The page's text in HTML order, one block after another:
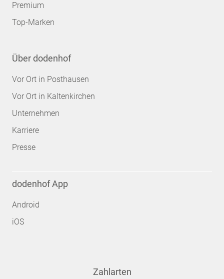
Premium
Top-Marken
Über dodenhof
Vor Ort in Posthausen
Vor Ort in Kaltenkirchen
Unternehmen
Karriere
Presse
dodenhof App
Android
iOS
Zahlarten